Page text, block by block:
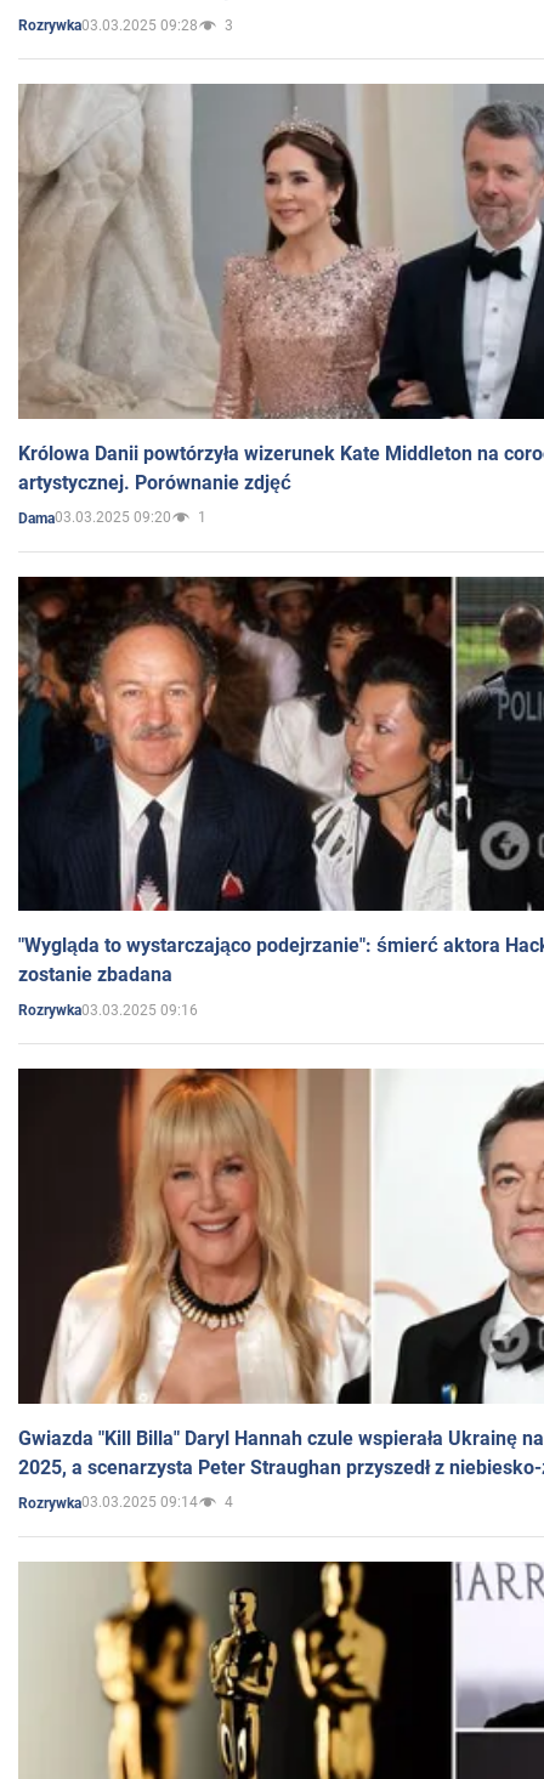
Rozrywka03.03.2025 09:28 3
Królowa Danii powtórzyła wizerunek Kate Middleton na
artystycznej. Porównanie zdjęć
Dama03.03.2025 09:20 1
"Wygląda to wystarczająco podejrzanie": śmierć aktora
zostanie zbadana
Rozrywka03.03.2025 09:16
Gwiazda "Kill Billa" Daryl Hannah czule wspierała Ukrainę
2025, a scenarzysta Peter Straughan przyszedł z
Rozrywka03.03.2025 09:14 4